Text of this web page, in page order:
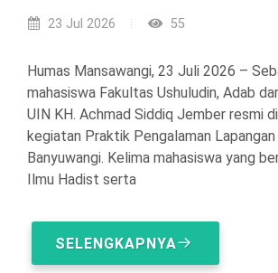
23 Jul 2026 55
Humas Mansawangi, 23 Juli 2026 –
mahasiswa Fakultas Ushuludin, Adab
UIN KH. Achmad Siddiq Jember resmi
kegiatan Praktik Pengalaman
Banyuwangi. Kelima mahasiswa yang
Ilmu Hadist serta
SELENGKAPNYA